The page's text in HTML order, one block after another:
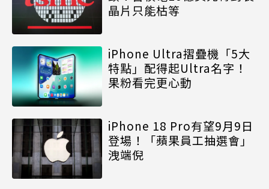
晶片只能枯等
iPhone Ultra摺疊機「5大
特點」配得起Ultra名字！
果粉看完更心動
iPhone 18 Pro有望9月9日
登場！「蘋果員工抽選會」
洩端倪